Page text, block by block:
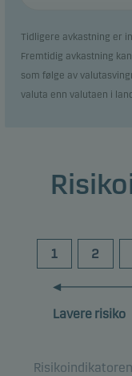
Tidligere avkastning er
Fremtidig avkastning
som følge av
valuta enn valutaen i
1 2
Lavere risiko